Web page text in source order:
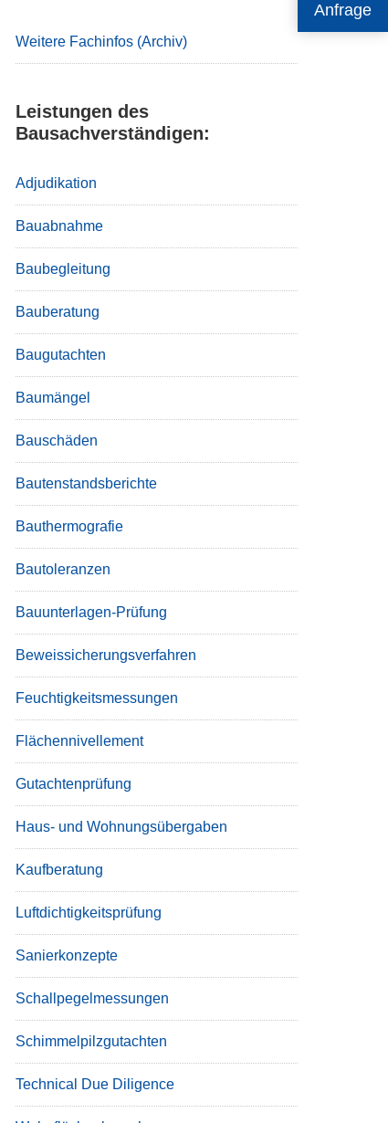
Anfrage
Weitere Fachinfos (Archiv)
Leistungen des
Bausachverständigen:
Adjudikation
Bauabnahme
Baubegleitung
Bauberatung
Baugutachten
Baumängel
Bauschäden
Bautenstandsberichte
Bauthermografie
Bautoleranzen
Bauunterlagen-Prüfung
Beweissicherungsverfahren
Feuchtigkeitsmessungen
Flächennivellement
Gutachtenprüfung
Haus- und Wohnungsübergaben
Kaufberatung
Luftdichtigkeitsprüfung
Sanierkonzepte
Schallpegelmessungen
Schimmelpilzgutachten
Technical Due Diligence